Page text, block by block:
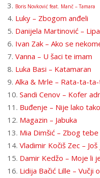
3. Boris Novković feat. Manč – Tamara
4. Luky – Zbogom anđeli
5. Danijela Martinović –
6. Ivan Zak – Ako se
7. Vanna – U šaci te imam
8. Luka Basi – Katamaran
9. Alka & Mrle – Rata-ta-
10. Sandi Cenov – Kofer
11. Buđenje – Nije lako tako
12. Magazin – Jabuka
13. Mia Dimšić – Zbog tebe
14. Vladimir Kočiš Zec –
15. Damir Kedžo – Moje li
16. Lidija Bačić Lille – Vučji